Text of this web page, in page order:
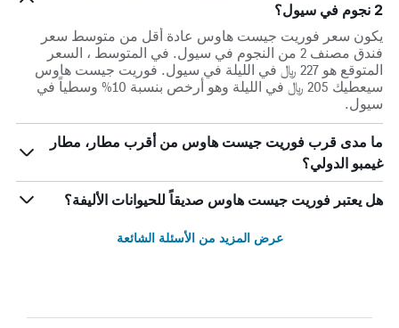
2 نجوم في سيول؟
يكون سعر فوريت جيست هاوس عادة أقل من متوسط ​​سعر
فندق مصنف 2 من النجوم في سيول. في المتوسط ، السعر
المتوقع هو 227 ﷼ في الليلة في سيول. فوريت جيست هاوس
سيعطيك 205 ﷼ في الليلة وهو أرخص بنسبة 10% وسطياً في
سيول.
ما مدى قرب فوريت جيست هاوس من أقرب مطار، مطار
غيمبو الدولي؟
هل يعتبر فوريت جيست هاوس صديقاً للحيوانات الأليفة؟
عرض المزيد من الأسئلة الشائعة